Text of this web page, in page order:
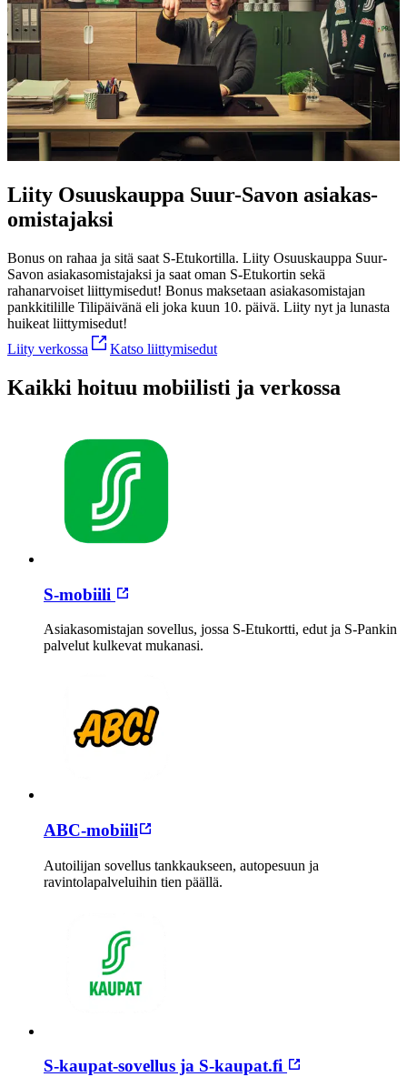
Liity Osuuskauppa Suur-Savon asiakas­
omistajaksi
Bonus on rahaa ja sitä saat S-Etukortilla. Liity Osuuskauppa Suur-
Savon asiakasomistajaksi ja saat oman S-Etukortin sekä
rahanarvoiset liittymisedut! Bonus maksetaan asiakasomistajan
pankkitilille Tilipäivänä eli joka kuun 10. päivä. Liity nyt ja lunasta
huikeat liittymisedut!
Liity verkossa
Katso liittymisedut
Kaikki hoituu mobiilisti ja verkossa
S-mobiili
Asiakasomistajan sovellus, jossa S-Etukortti, edut ja S-Pankin
palvelut kulkevat mukanasi.
ABC-mobiili
Autoilijan sovellus tankkaukseen, autopesuun ja
ravintolapalveluihin tien päällä.
S-kaupat-sovellus ja S-kaupat.fi